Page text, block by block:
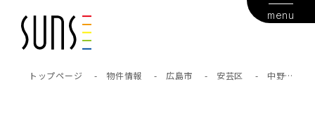
menu
トップページ - 物件情報 - 広島市 - 安芸区 - 中野６